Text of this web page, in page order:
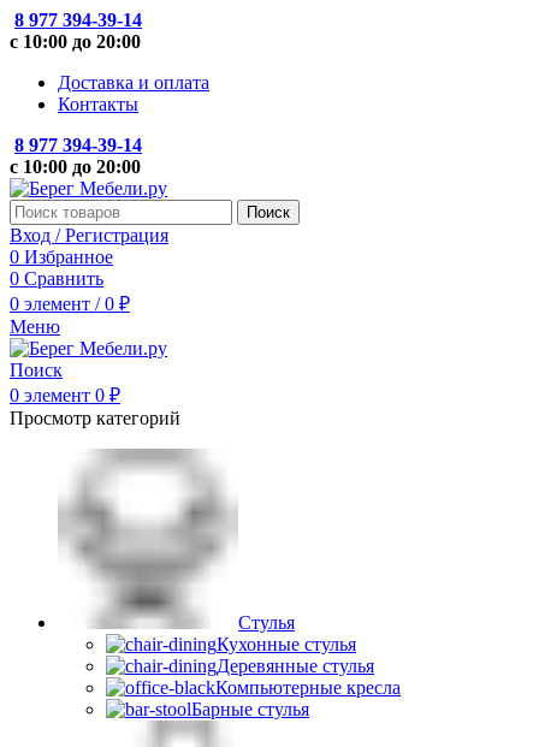
8 977 394-39-14
с 10:00 до 20:00
Доставка и оплата
Контакты
8 977 394-39-14
с 10:00 до 20:00
Поиск
Вход / Регистрация
0 Избранное
0 Сравнить
0 элемент / 0 ₽
Меню
Поиск
0 элемент 0 ₽
Просмотр категорий
Стулья
Кухонные стулья
Деревянные стулья
Компьютерные кресла
Барные стулья